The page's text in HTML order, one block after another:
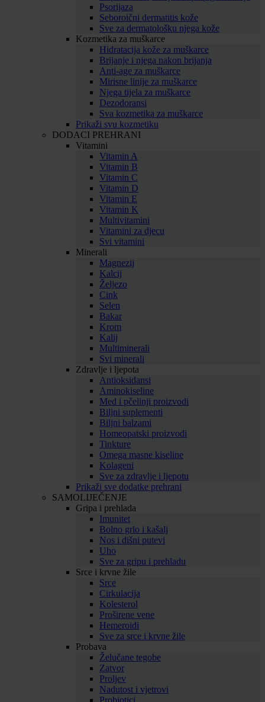
Psorijaza
Seboroični dermatitis kože
Sve za dermatološku njega kože
Kozmetika za muškarce
Hidratacija kože za muškarce
Brijanje i njega nakon brijanja
Anti-age za muškarce
Mirisne linije za muškarce
Njega tijela za muškarce
Dezodoransi
Sva kozmetika za muškarce
Prikaži svu kozmetiku
DODACI PREHRANI
Vitamini
Vitamin A
Vitamin B
Vitamin C
Vitamin D
Vitamin E
Vitamin K
Multivitamini
Vitamini za djecu
Svi vitamini
Minerali
Magnezij
Kalcij
Željezo
Cink
Selen
Bakar
Krom
Kalij
Multiminerali
Svi minerali
Zdravlje i ljepota
Antioksidansi
Aminokiseline
Med i pčelinji proizvodi
Biljni suplementi
Biljni balzami
Homeopatski proizvodi
Tinkture
Omega masne kiseline
Kolageni
Sve za zdravlje i ljepotu
Prikaži sve dodatke prehrani
SAMOLIJEČENJE
Gripa i prehlada
Imunitet
Bolno grlo i kašalj
Nos i dišni putevi
Uho
Sve za gripu i prehladu
Srce i krvne žile
Srce
Cirkulacija
Kolesterol
Proširene vene
Hemeroidi
Sve za srce i krvne žile
Probava
Želučane tegobe
Zatvor
Proljev
Nadutost i vjetrovi
Probiotici